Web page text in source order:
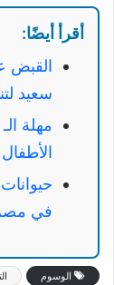
أقرأ أيضًا:
القبض
سعيد
في
الوسوم